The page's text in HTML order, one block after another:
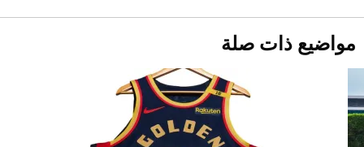
Comeback" في جدة (فيديو)
2026-07-25
مواضيع ذات صلة